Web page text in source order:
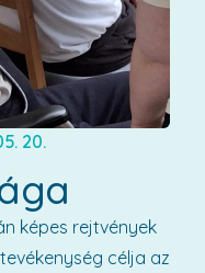
20.
képes rejtvények
célja az